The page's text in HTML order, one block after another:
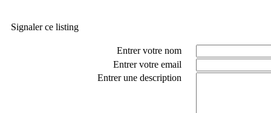
Signaler ce listing
Entrer votre nom
Entrer votre email
Entrer une description